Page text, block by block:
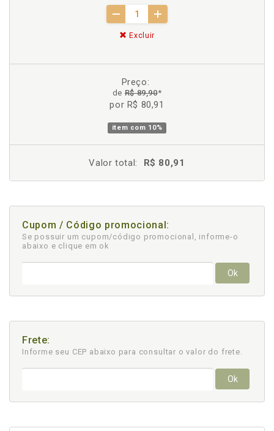
Excluir
Preço:
deR$ 89,90*
por R$ 80,91
item com 10%
Valor total: R$ 80,91
Cupom / Código promocional:
Se possuir um cupom/código promocional, informe-o
abaixo e clique em ok
Ok
Frete:
Informe seu CEP abaixo para consultar o valor do frete.
Ok